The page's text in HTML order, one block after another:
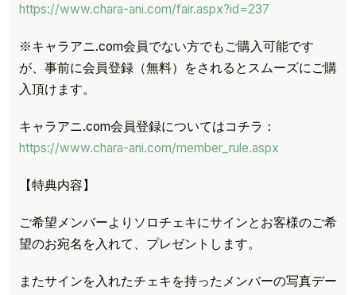
https://www.chara-ani.com/fair.aspx?id=237
※キャラアニ.com会員でない方でもご購入可能です
が、事前に会員登録（無料）をされるとスムーズにご購
入頂けます。
キャラアニ.com会員登録についてはコチラ：
https://www.chara-ani.com/member_rule.aspx
【特典内容】
ご希望メンバーよりソロチェキにサインとお客様のご希
望のお宛名を入れて、プレゼントします。
またサインを入れたチェキを持ったメンバーの写真デー